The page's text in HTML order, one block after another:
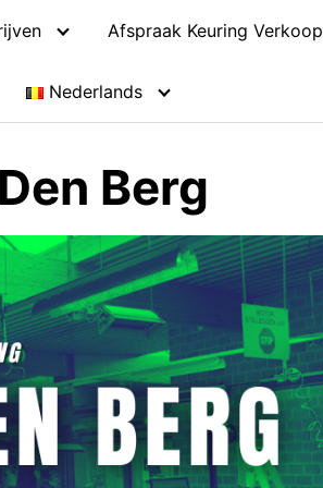
Afspraak Keuring Verkoop
Nederlands
Berg